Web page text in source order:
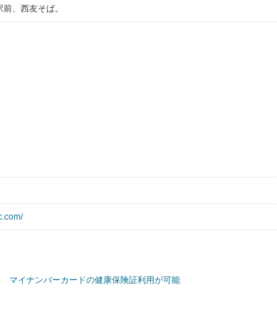
、西友そば。
マイナンバーカードの健康保険証利用が可能